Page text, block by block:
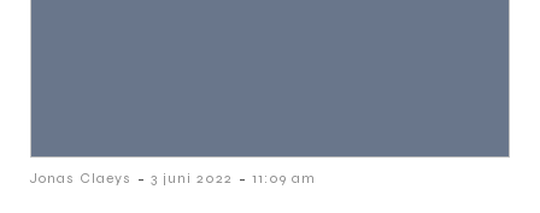
Jonas Claeys - 3 juni 2022 - 11:09 am